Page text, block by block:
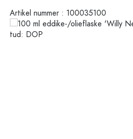
Artikel nummer : 100035100